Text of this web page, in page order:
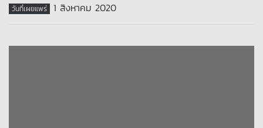
วันที่เผยแพร่ 1 สิงหาคม 2020